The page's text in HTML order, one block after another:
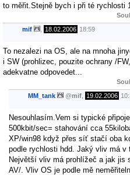
to měřit.Stejně bych i při té rychlosti
mif 18.02.2006 18:59
To nezalezi na OS, ale na mnoha
i SW (prohlizec, pouzite ochrany /
adekvatne odpovedet...
MM_tank @mif 19.02.2006
Nesouhlasím.Vem si typické
500kbit/sec= stahování cca
XP/win98 když přes síť stačí oba
podle rychlosti hdd. Jaký vliv má v
Největší vliv má prohlížeč a jak jis
AV/. Vliv OS je podle mě